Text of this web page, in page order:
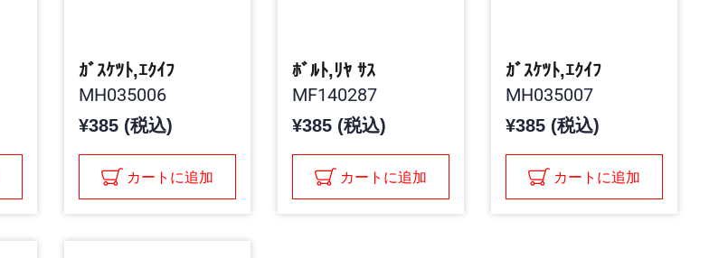
ｶﾞｽｹﾂﾄ,ｴｸｲﾌ
MH035006
¥385 (税込)
カートに追加
ﾎﾞﾙﾄ,ﾘﾔ ｻｽ
MF140287
¥385 (税込)
カートに追加
ｶﾞｽｹﾂﾄ,ｴｸｲﾌ
MH035007
¥385 (税込)
カートに追加